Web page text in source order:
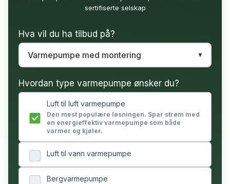
sertifiserte selskap
Hva vil du ha tilbud på?
Hvordan type varmepumpe ønsker du?
Luft til luft varmepumpe
Den mest populære løsningen. Spar strøm med
en energieffektiv varmepumpe som både
varmer og kjøler.
Luft til vann varmepumpe
Bergvarmepumpe